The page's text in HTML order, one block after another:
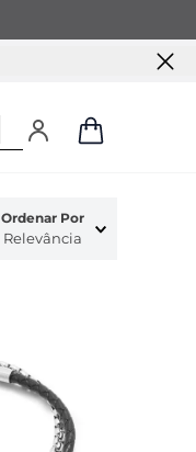
Ordenar Por
Relevância